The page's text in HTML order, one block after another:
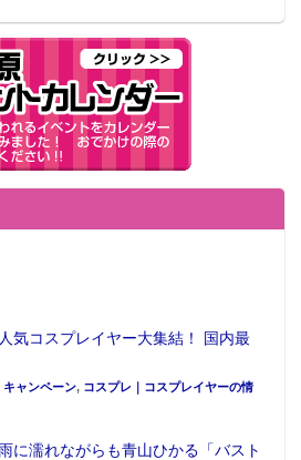
気コスプレイヤー大集結！ 国内最
キャンペーン, コスプレ｜コスプレイヤーの情
に濡れながらも青山ひかる「バスト